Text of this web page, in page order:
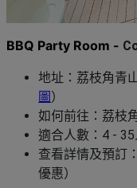
BBQ Party Room -
地址：荔枝角青
圖）
如何前往：荔枝
適合人數：4 - 35
查看詳情及預訂：
優惠）